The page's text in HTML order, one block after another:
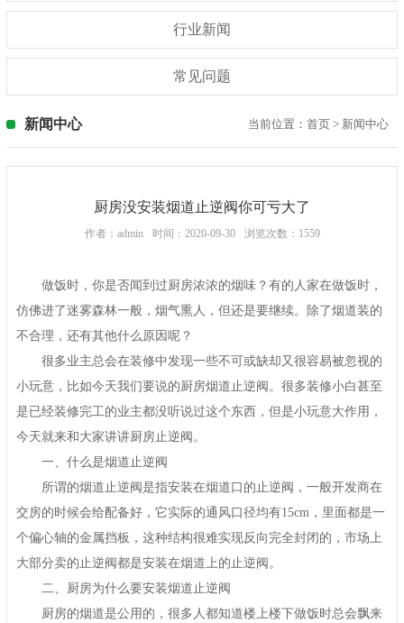
行业新闻
常见问题
新闻中心 当前位置： 首页 > 新闻中心
厨房没安装烟道止逆阀你可亏大了
作者：admin 时间：2020-09-30 浏览次数：1559
做饭时，你是否闻到过厨房浓浓的烟味？有的人家在做饭时，
仿佛进了迷雾森林一般，烟气熏人，但还是要继续。除了烟道装的
不合理，还有其他什么原因呢？
很多业主总会在装修中发现一些不可或缺却又很容易被忽视的
小玩意，比如今天我们要说的厨房烟道止逆阀。很多装修小白甚至
是已经装修完工的业主都没听说过这个东西，但是小玩意大作用，
今天就来和大家讲讲厨房止逆阀。
一、什么是烟道止逆阀
所谓的烟道止逆阀是指安装在烟道口的止逆阀，一般开发商在
交房的时候会给配备好，它实际的通风口径均有15cm，里面都是一
个偏心轴的金属挡板，这种结构很难实现反向完全封闭的，市场上
大部分卖的止逆阀都是安装在烟道上的止逆阀。
二、厨房为什么要安装烟道止逆阀
厨房的烟道是公用的，很多人都知道楼上楼下做饭时总会飘来